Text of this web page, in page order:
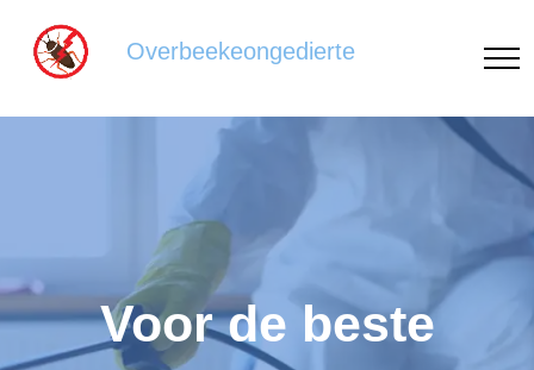
Overbeekeongedierte
Voor de beste